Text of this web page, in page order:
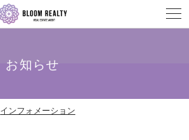
お知らせ
インフォメーション